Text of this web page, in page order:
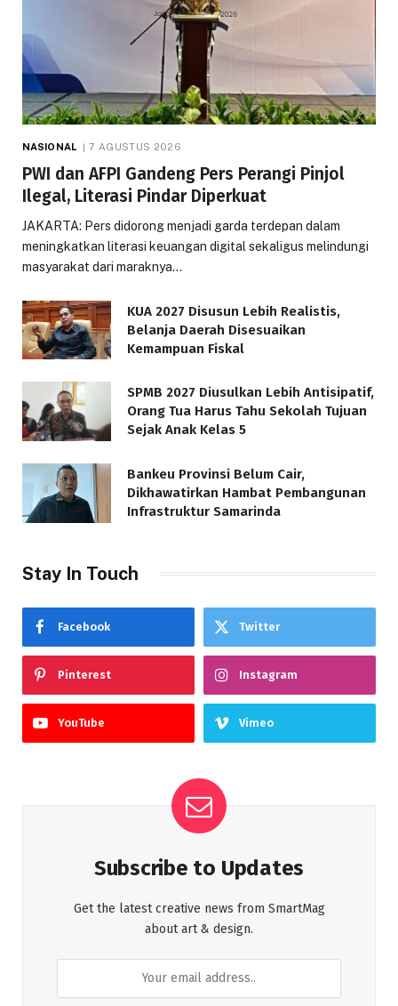
NASIONAL 7 AGUSTUS 2026
PWI dan AFPI Gandeng Pers Perangi Pinjol
Ilegal, Literasi Pindar Diperkuat
JAKARTA: Pers didorong menjadi garda terdepan dalam
meningkatkan literasi keuangan digital sekaligus melindungi
masyarakat dari maraknya…
KUA 2027 Disusun Lebih Realistis,
Belanja Daerah Disesuaikan
Kemampuan Fiskal
SPMB 2027 Diusulkan Lebih Antisipatif,
Orang Tua Harus Tahu Sekolah Tujuan
Sejak Anak Kelas 5
Bankeu Provinsi Belum Cair,
Dikhawatirkan Hambat Pembangunan
Infrastruktur Samarinda
Stay In Touch
Facebook Twitter
Pinterest Instagram
YouTube Vimeo
Subscribe to Updates
Get the latest creative news from SmartMag
about art & design.